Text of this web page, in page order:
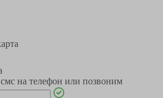
на телефон или позвоним